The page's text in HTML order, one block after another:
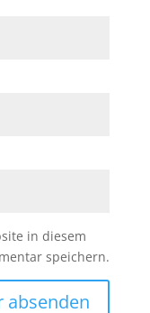
in diesem
speichern.